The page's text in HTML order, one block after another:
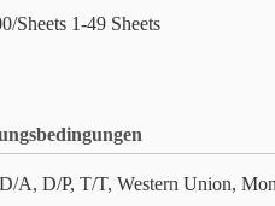
Sheets 1-49 Sheets
A, D/P, T/T, Western Union,